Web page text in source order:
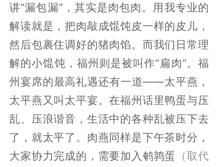
讲“漏包漏”，其实是肉包肉。用我专业的
解读就是，把肉敲成馄饨皮一样的皮儿，
然后包裹住调好的猪肉馅。而我们日常理
解的小馄饨，福州则是被叫作“扁肉”。福
州宴席的最高礼遇还有一道——太平燕，
太平燕又叫太平宴。在福州话里鸭蛋与压
乱、压浪谐音，生活中的各种乱被压下去
了，就太平了。肉燕同样是下午茶时分，
大家协力完成的，需要加入鹌鹑蛋 （取代